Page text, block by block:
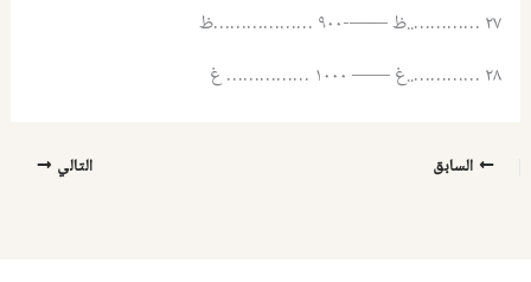
٢٧ …………..ظ ——-٩٠٠ ………………ظ
٢٨ …………..غ —— ١٠٠٠ …………… غ
السابق التالي